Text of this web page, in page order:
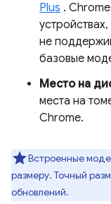
Plus .
не
базовые
Место на
места на
Chrome.
Встроенные
размеру. Точный
обновлений.